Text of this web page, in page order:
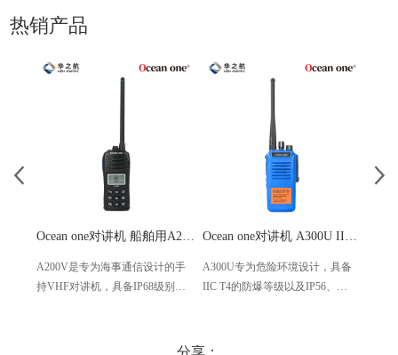
热销产品
Ocean one对讲机 船舶用A200V漂浮式手持防水对讲机
A200V是专为海事通信设计的手
持VHF对讲机，具备IP68级别的
守功能。没有信号或长时间无操
Ocean one对讲机 A300U IIC T4氢气防爆对讲机 船舶消防本质安全无线电
A300U专为危险环境设计，具备
IIC T4的防爆等级以及IP56、
使用